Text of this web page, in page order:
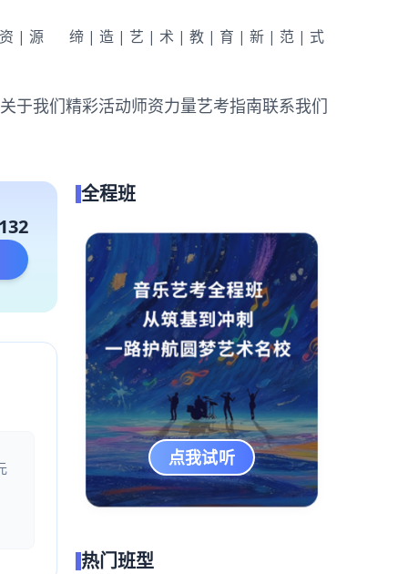
|源 缔|造|艺|术|教|育|新|范|式
关于我们精彩活动师资力量艺考指南联系我们
全程班
点我试听
热门班型